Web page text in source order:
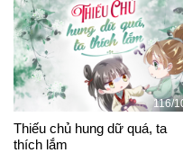
116/
Thiếu chủ hung dữ quá, ta
thích lắm